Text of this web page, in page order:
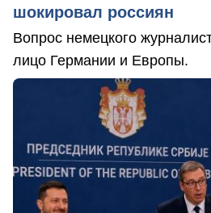
шокировал россиян
Вопрос немецкого
лицо Германии и Европы.